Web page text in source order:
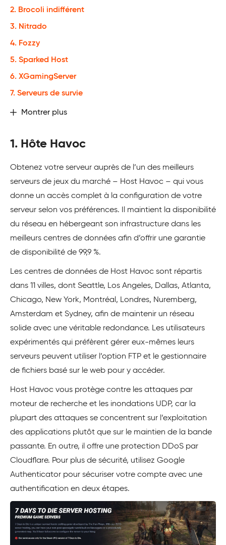
2. Brocoli indifférent
3. Nitrado
4. Fozzy
5. Sparked Host
6. XGamingServer
7. Serveurs de survie
Montrer plus
1. Hôte Havoc
Obtenez votre serveur auprès de l’un des meilleurs
serveurs de jeux du marché – Host Havoc – qui vous
donne un accès complet à la configuration de votre
serveur selon vos préférences. Il maintient la disponibilité
du réseau en hébergeant son infrastructure dans les
meilleurs centres de données afin d’offrir une garantie
de disponibilité de 99,9 %.
Les centres de données de Host Havoc sont répartis
dans 11 villes, dont Seattle, Los Angeles, Dallas, Atlanta,
Chicago, New York, Montréal, Londres, Nuremberg,
Amsterdam et Sydney, afin de maintenir un réseau
solide avec une véritable redondance. Les utilisateurs
expérimentés qui préfèrent gérer eux-mêmes leurs
serveurs peuvent utiliser l’option FTP et le gestionnaire
de fichiers basé sur le web pour y accéder.
Host Havoc vous protège contre les attaques par
moteur de recherche et les inondations UDP, car la
plupart des attaques se concentrent sur l’exploitation
des applications plutôt que sur le maintien de la bande
passante. En outre, il offre une protection DDoS par
Cloudflare. Pour plus de sécurité, utilisez Google
Authenticator pour sécuriser votre compte avec une
authentification en deux étapes.